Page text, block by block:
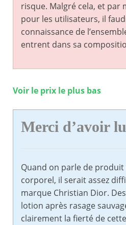
risque. Malgré cela, et par
pour les utilisateurs, il
connaissance de
entrent dans sa
Voir le prix le plus bas
Merci d’avoir
Quand on parle de
corporel, il serait assez
marque Christian Dior.
lotion après rasage
clairement la fierté de